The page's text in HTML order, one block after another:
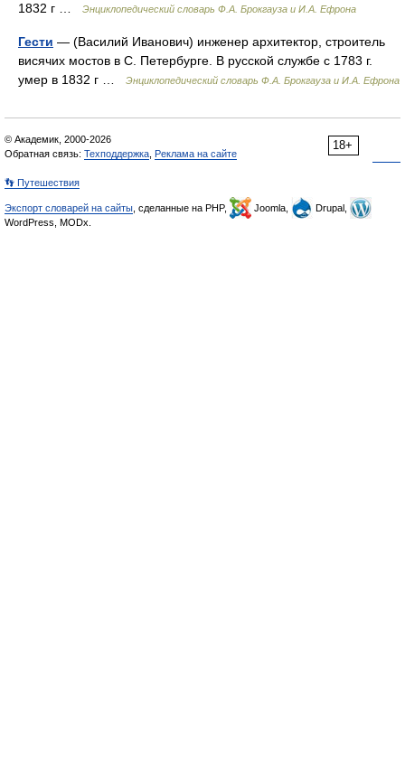
1832 г …
Энциклопедический словарь Ф.А. Брокгауза и И.А. Ефрона
Гести — (Василий Иванович) инженер архитектор, строитель
висячих мостов в С. Петербурге. В русской службе с 1783 г.
умер в 1832 г …
Энциклопедический словарь Ф.А. Брокгауза и И.А. Ефрона
18+
© Академик, 2000-2026
Обратная связь: Техподдержка Реклама на сайте
👣 Путешествия
Экспорт словарей на сайты , сделанные на PHP, Joomla,
Drupal,
WordPress, MODx.